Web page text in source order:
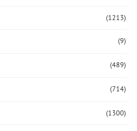
(1213)
(9)
(489)
(714)
(1300)